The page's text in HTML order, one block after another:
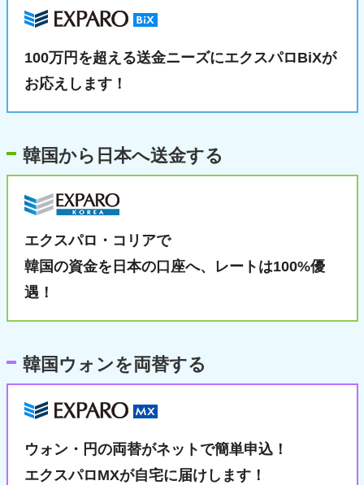
100万円を超える送金ニーズにエクスパロBiXが
お応えします！
韓国から日本へ送金する
エクスパロ・コリアで
韓国の資金を日本の口座へ、
レートは100%優
遇！
韓国ウォンを両替する
ウォン・円の両替がネットで簡単申込！
エクスパロMXが自宅に届けします！